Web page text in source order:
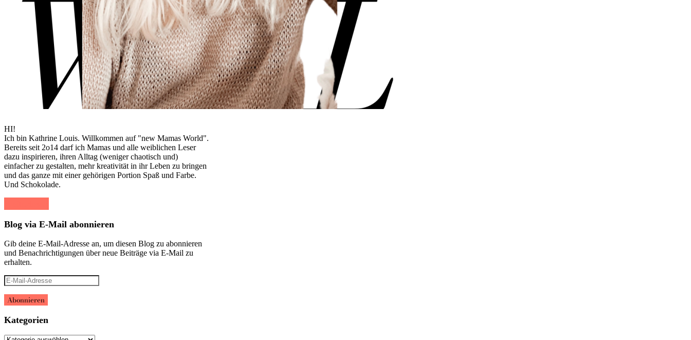
HI!
Ich bin Kathrine Louis. Willkommen auf "new Mamas World".
Bereits seit 2o14 darf ich Mamas und alle weiblichen Leser
dazu inspirieren, ihren Alltag (weniger chaotisch und)
einfacher zu gestalten, mehr kreativität in ihr Leben zu bringen
und das ganze mit einer gehörigen Portion Spaß und Farbe.
Und Schokolade.
Blog via E-Mail abonnieren
Gib deine E-Mail-Adresse an, um diesen Blog zu abonnieren
und Benachrichtigungen über neue Beiträge via E-Mail zu
erhalten.
E-
Mail-
Adresse
Abonnieren
Kategorien